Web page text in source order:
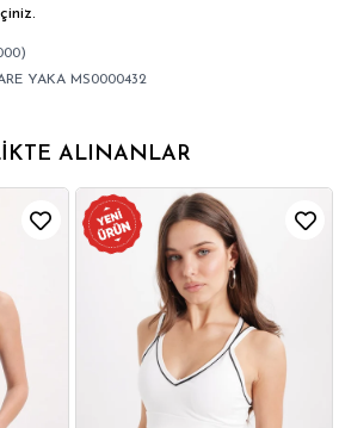
YAKA MS0000432
ALINANLAR